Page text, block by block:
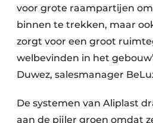
voor grote raampartijen
binnen te trekken, maar
zorgt voor een groot
welbevinden in het
Duwez, salesmanager
De systemen van Aliplast
aan de pijler groen omdat